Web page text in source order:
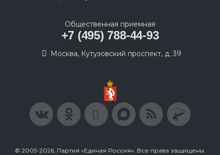
Общественная приемная
+7 (495) 788-44-93
Москва, Кутузовский проспект, д. 39
© 2005-2026, Партия «Единая Россия». Все права защищены.